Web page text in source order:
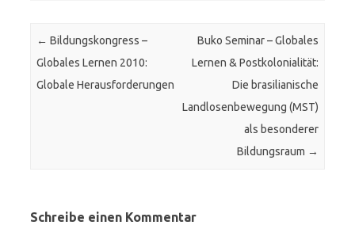
Post navigation
← Bildungskongress –
Globales Lernen 2010:
Globale Herausforderungen
Buko Seminar – Globales
Lernen & Postkolonialität:
Die brasilianische
Landlosenbewegung (MST)
als besonderer
Bildungsraum →
Schreibe einen Kommentar